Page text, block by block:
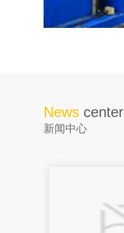
News center
新闻中心